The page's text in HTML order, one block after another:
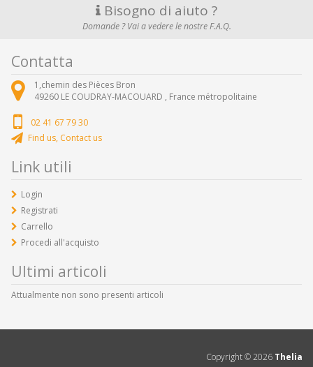
Bisogno di aiuto ?
Domande ? Vai a vedere le nostre F.A.Q.
Contatta
1,chemin des Pièces Bron
49260 LE COUDRAY-MACOUARD , France métropolitaine
02 41 67 79 30
Find us, Contact us
Link utili
Login
Registrati
Carrello
Procedi all'acquisto
Ultimi articoli
Attualmente non sono presenti articoli
Copyright ©2026 Thelia